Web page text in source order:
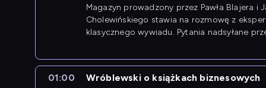
Magazyn prowadzony przez Pawła Blajera i
Cholewińskiego stawia na rozmowę z
klasycznego wywiadu. Pytania nadsyłane
01:00 Wróblewski o książkach biznesowych